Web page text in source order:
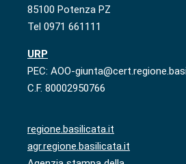
85100 Potenza PZ
Tel 0971 661111
URP
PEC: AOO-
C.F. 80002950766
regione.basilicata.it
agr.regione.basilicata.it